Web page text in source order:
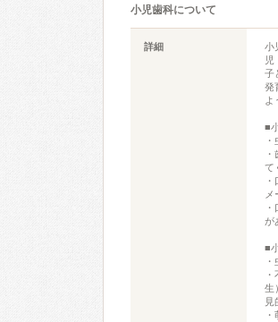
小児歯科について
詳細
小
児
子
発
よ
■
て
メ
が
■
生
見